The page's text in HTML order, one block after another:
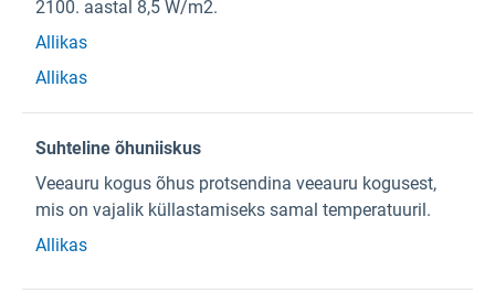
2100. aastal 8,5 W/m2.
Allikas
Allikas
Suhteline õhuniiskus
Veeauru kogus õhus protsendina veeauru kogusest,
mis on vajalik küllastamiseks samal temperatuuril.
Allikas